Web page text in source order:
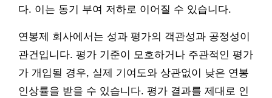
다. 이는 동기 부여 저하로 이어질 수 있습니다.
연봉제 회사에서는 성과 평가의 객관성과 공정성이
관건입니다. 평가 기준이 모호하거나 주관적인 평가
가 개입될 경우, 실제 기여도와 상관없이 낮은 연봉
인상률을 받을 수 있습니다. 평가 결과를 제대로 인